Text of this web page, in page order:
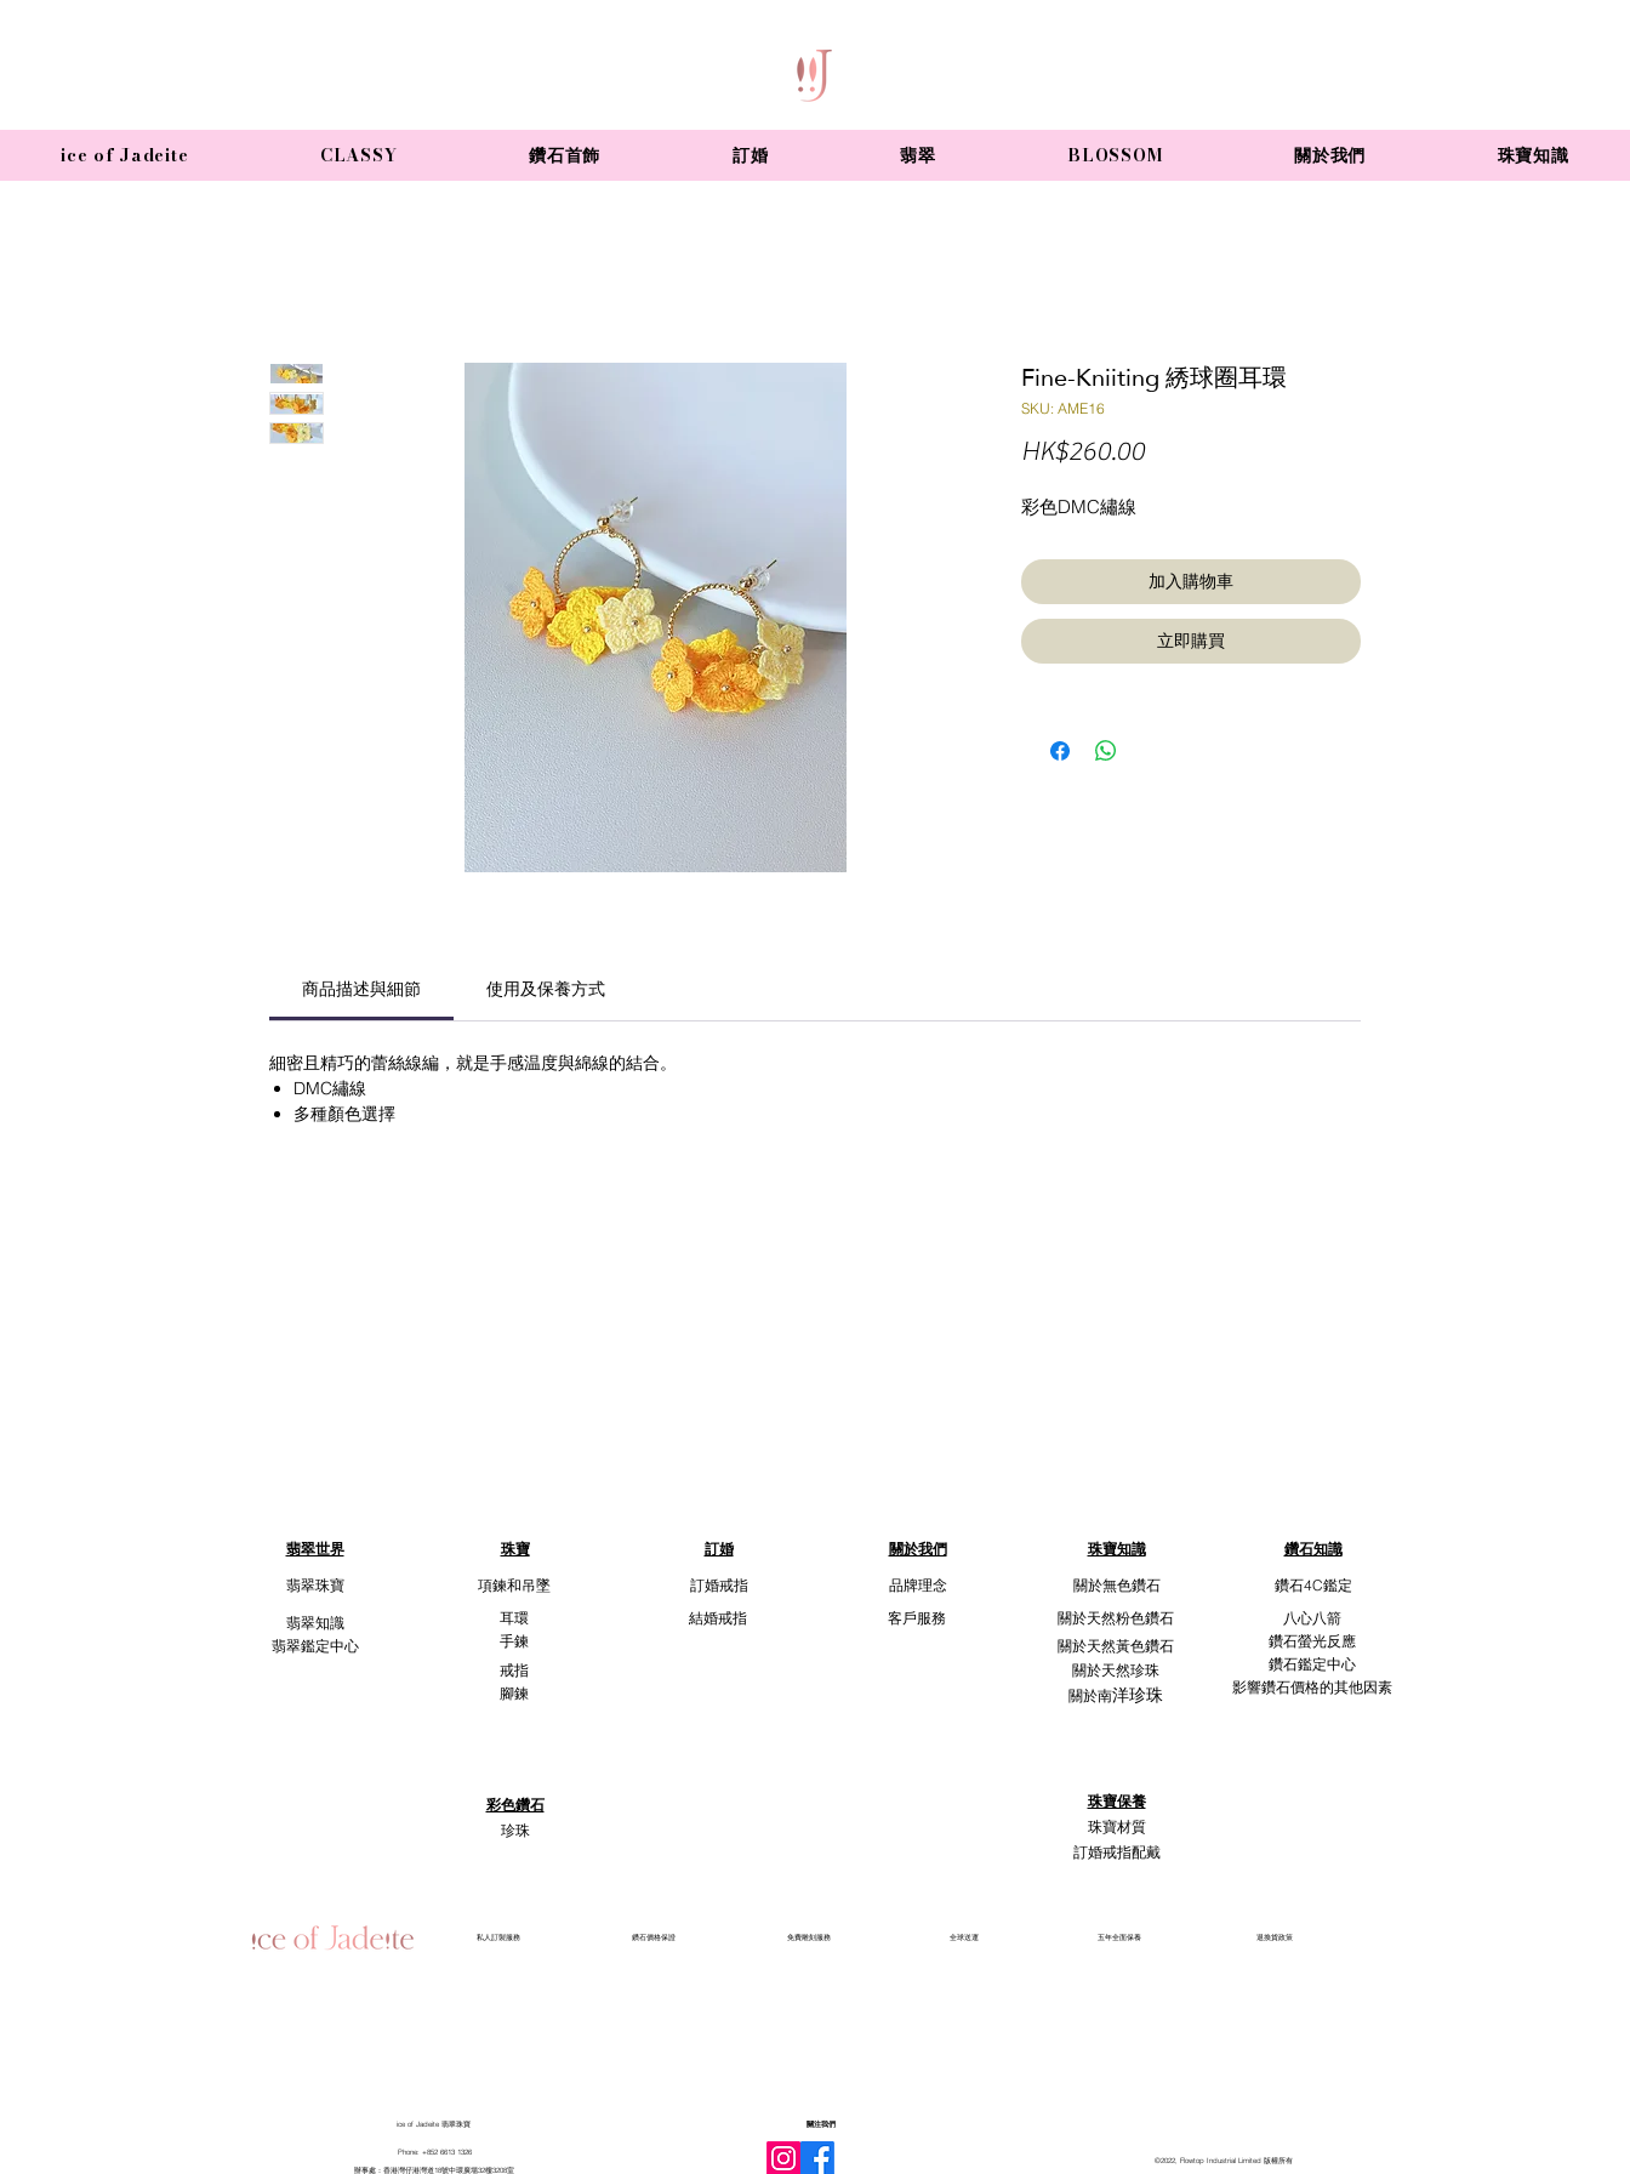
ice of Jadeite CLASSY 鑽石首飾 訂婚 翡翠 BLOSSOM 關於我們 珠寶知識
Fine-Kniiting 綉球圈耳環
SKU: AME16
HK$260.00Price
彩色DMC繡線
加入購物車
立即購買
商品描述與細節 使用及保養方式
細密且精巧的蕾絲線編，就是手感温度與綿線的結合。
DMC繡線
多種顏色選擇
翡翠世界
珠寶
翡翠珠寶
項鍊和吊墜
翡翠知識
翡翠鑑定中心
耳環
手鍊
戒指
腳鍊
訂婚 關於我們 珠寶知識
鑽石知識
訂婚戒指
品牌理念 關於無色鑽石
鑽石4C鑑定
結婚戒指
客戶服務 關於天然粉色鑽石
八心八箭
關於天然黃色鑽石
關於天然珍珠
鑽石螢光反應
鑽石鑑定中心
關於南洋珍珠 影響鑽石價格的其他因素
彩色鑽石
珍珠
珠寶保養
珠寶材質
訂婚戒指配戴
​私人訂製服務 鑽石價格保證 免費雕刻服務 全球送運 五年全面保養 退換貨政策
ice of Jadeite 翡翠珠寶
Phone: +852 6613 1326
​辦事處：香港灣仔港灣道18號中環廣場32樓3208室
關注我們
©2022, Flowtop Industrial Limited 版權所有